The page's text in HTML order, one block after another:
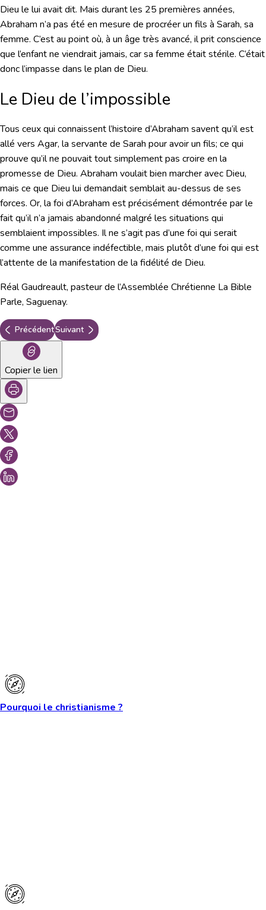
Dieu le lui avait dit. Mais durant les 25 premières années,
Abraham n’a pas été en mesure de procréer un fils à Sarah, sa
femme. C’est au point où, à un âge très avancé, il prit conscience
que l’enfant ne viendrait jamais, car sa femme était stérile. C’était
donc l’impasse dans le plan de Dieu.
Le Dieu de l’impossible
Tous ceux qui connaissent l’histoire d’Abraham savent qu’il est
allé vers Agar, la servante de Sarah pour avoir un fils; ce qui
prouve qu’il ne pouvait tout simplement pas croire en la
promesse de Dieu. Abraham voulait bien marcher avec Dieu,
mais ce que Dieu lui demandait semblait au-dessus de ses
forces. Or, la foi d’Abraham est précisément démontrée par le
fait qu’il n’a jamais abandonné malgré les situations qui
semblaient impossibles. Il ne s’agit pas d’une foi qui serait
comme une assurance indéfectible, mais plutôt d’une foi qui est
l’attente de la manifestation de la fidélité de Dieu.
Réal Gaudreault, pasteur de l’Assemblée Chrétienne La Bible
Parle, Saguenay.
PrécédentSuivant
Copier le lien
Pourquoi le christianisme ?